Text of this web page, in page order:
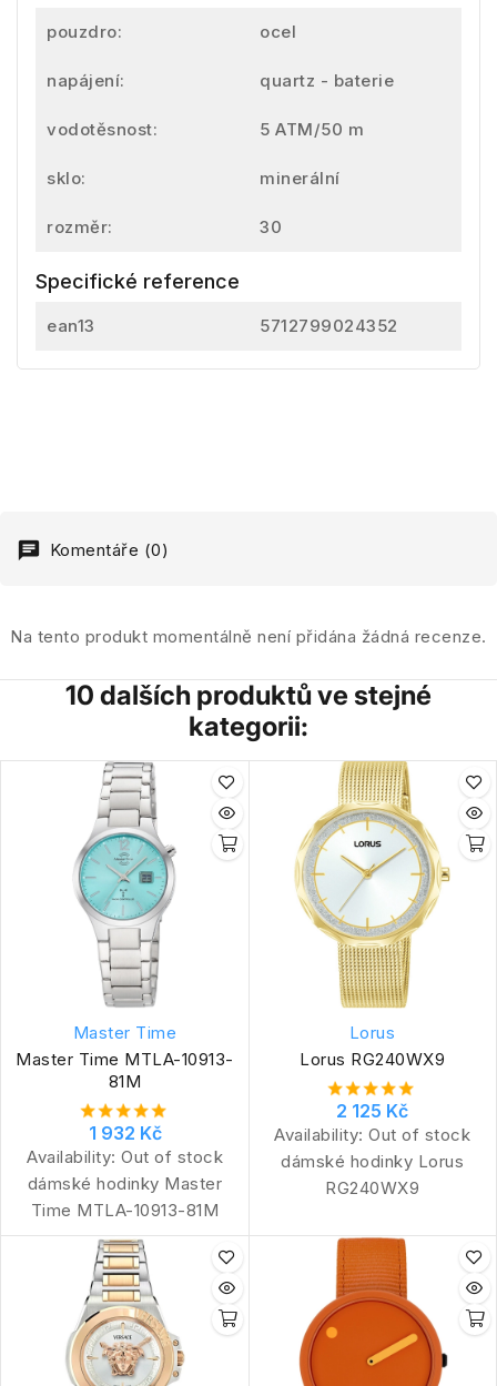
pouzdro: ocel
napájení: quartz - baterie
vodotěsnost: 5 ATM/50 m
sklo: minerální
rozměr: 30
Specifické reference
ean13 5712799024352
Komentáře (0)
Na tento produkt momentálně není přidána žádná recenze.
10 dalších produktů ve stejné
kategorii:
Master Time
Master Time MTLA-10913-
81M
1 932 Kč
Availability: Out of stock
dámské hodinky Master
Time MTLA-10913-81M
Lorus
Lorus RG240WX9
2 125 Kč
Availability: Out of stock
dámské hodinky Lorus
RG240WX9